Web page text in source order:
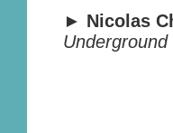
► Nicolas